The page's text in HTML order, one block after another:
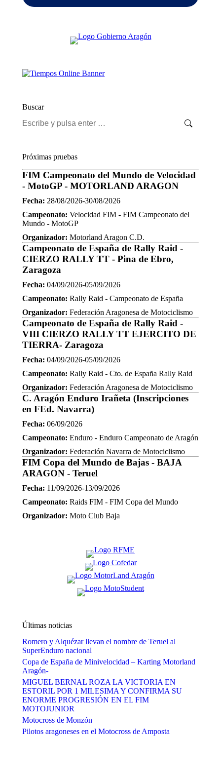
Buscar
Buscar:
Próximas pruebas
FIM Campeonato del Mundo de Velocidad
- MotoGP - MOTORLAND ARAGON
Fecha: 28/08/2026-30/08/2026
Campeonato: Velocidad FIM - FIM Campeonato del
Mundo - MotoGP
Organizador: Motorland Aragon C.D.
Campeonato de España de Rally Raid -
CIERZO RALLY TT - Pina de Ebro,
Zaragoza
Fecha: 04/09/2026-05/09/2026
Campeonato: Rally Raid - Campeonato de España
Organizador: Federación Aragonesa de Motociclismo
Campeonato de España de Rally Raid -
VIII CIERZO RALLY TT EJERCITO DE
TIERRA- Zaragoza
Fecha: 04/09/2026-05/09/2026
Campeonato: Rally Raid - Cto. de España Rally Raid
Organizador: Federación Aragonesa de Motociclismo
C. Aragón Enduro Irañeta (Inscripciones
en FEd. Navarra)
Fecha: 06/09/2026
Campeonato: Enduro - Enduro Campeonato de Aragón
Organizador: Federación Navarra de Motociclismo
FIM Copa del Mundo de Bajas - BAJA
ARAGON - Teruel
Fecha: 11/09/2026-13/09/2026
Campeonato: Raids FIM - FIM Copa del Mundo
Organizador: Moto Club Baja
Últimas noticias
Romero y Alquézar llevan el nombre de Teruel al
SuperEnduro nacional
Copa de España de Minivelocidad – Karting Motorland
Aragón-
MIGUEL BERNAL ROZA LA VICTORIA EN
ESTORIL POR 1 MILESIMA Y CONFIRMA SU
ENORME PROGRESIÓN EN EL FIM
MOTOJUNIOR
Motocross de Monzón
Pilotos aragoneses en el Motocross de Amposta